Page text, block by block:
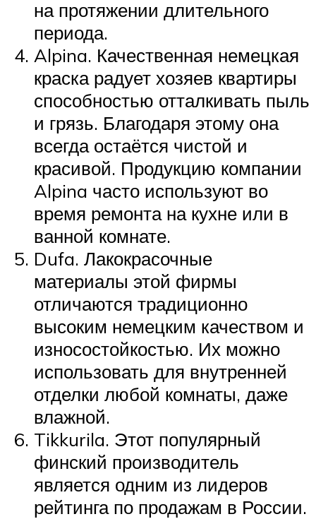
на протяжении длительного
периода.
Alpina. Качественная немецкая
краска радует хозяев квартиры
способностью отталкивать пыль
и грязь. Благодаря этому она
всегда остаётся чистой и
красивой. Продукцию компании
Alpina часто используют во
время ремонта на кухне или в
ванной комнате.
Dufa. Лакокрасочные
материалы этой фирмы
отличаются традиционно
высоким немецким качеством и
износостойкостью. Их можно
использовать для внутренней
отделки любой комнаты, даже
влажной.
Tikkurila. Этот популярный
финский производитель
является одним из лидеров
рейтинга по продажам в России.